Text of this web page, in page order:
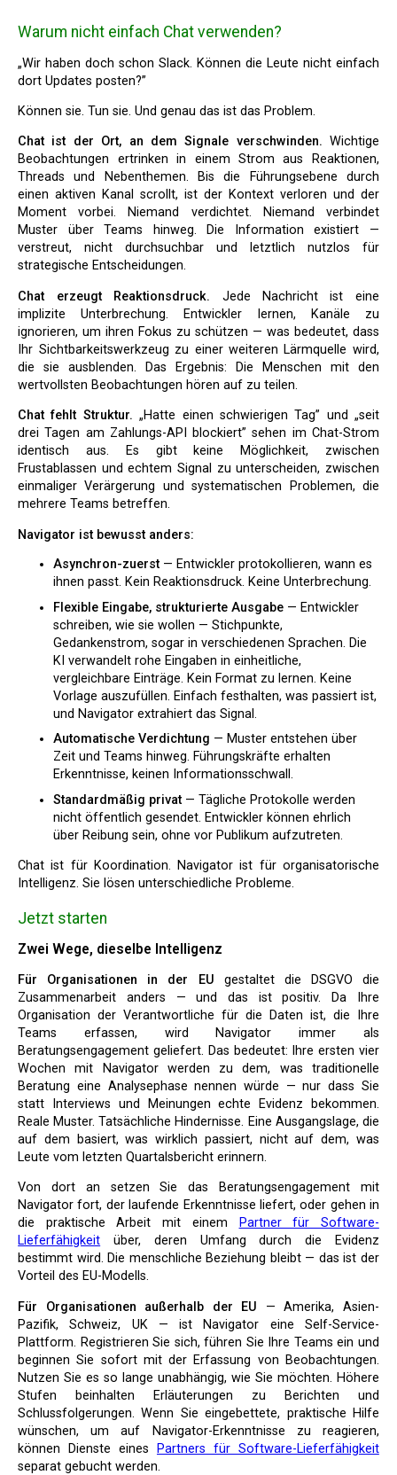
Warum nicht einfach Chat verwenden?
„Wir haben doch schon Slack. Können die Leute nicht einfach
dort Updates posten?”
Können sie. Tun sie. Und genau das ist das Problem.
Chat ist der Ort, an dem Signale verschwinden. Wichtige
Beobachtungen ertrinken in einem Strom aus Reaktionen,
Threads und Nebenthemen. Bis die Führungsebene durch
einen aktiven Kanal scrollt, ist der Kontext verloren und der
Moment vorbei. Niemand verdichtet. Niemand verbindet
Muster über Teams hinweg. Die Information existiert —
verstreut, nicht durchsuchbar und letztlich nutzlos für
strategische Entscheidungen.
Chat erzeugt Reaktionsdruck. Jede Nachricht ist eine
implizite Unterbrechung. Entwickler lernen, Kanäle zu
ignorieren, um ihren Fokus zu schützen — was bedeutet, dass
Ihr Sichtbarkeitswerkzeug zu einer weiteren Lärmquelle wird,
die sie ausblenden. Das Ergebnis: Die Menschen mit den
wertvollsten Beobachtungen hören auf zu teilen.
Chat fehlt Struktur. „Hatte einen schwierigen Tag” und „seit
drei Tagen am Zahlungs-API blockiert” sehen im Chat-Strom
identisch aus. Es gibt keine Möglichkeit, zwischen
Frustablassen und echtem Signal zu unterscheiden, zwischen
einmaliger Verärgerung und systematischen Problemen, die
mehrere Teams betreffen.
Navigator ist bewusst anders:
Asynchron-zuerst — Entwickler protokollieren, wann es
ihnen passt. Kein Reaktionsdruck. Keine Unterbrechung.
Flexible Eingabe, strukturierte Ausgabe — Entwickler
schreiben, wie sie wollen — Stichpunkte,
Gedankenstrom, sogar in verschiedenen Sprachen. Die
KI verwandelt rohe Eingaben in einheitliche,
vergleichbare Einträge. Kein Format zu lernen. Keine
Vorlage auszufüllen. Einfach festhalten, was passiert ist,
und Navigator extrahiert das Signal.
Automatische Verdichtung — Muster entstehen über
Zeit und Teams hinweg. Führungskräfte erhalten
Erkenntnisse, keinen Informationsschwall.
Standardmäßig privat — Tägliche Protokolle werden
nicht öffentlich gesendet. Entwickler können ehrlich
über Reibung sein, ohne vor Publikum aufzutreten.
Chat ist für Koordination. Navigator ist für organisatorische
Intelligenz. Sie lösen unterschiedliche Probleme.
Jetzt starten
Zwei Wege, dieselbe Intelligenz
Für Organisationen in der EU gestaltet die DSGVO die
Zusammenarbeit anders — und das ist positiv. Da Ihre
Organisation der Verantwortliche für die Daten ist, die Ihre
Teams erfassen, wird Navigator immer als
Beratungsengagement geliefert. Das bedeutet: Ihre ersten vier
Wochen mit Navigator werden zu dem, was traditionelle
Beratung eine Analysephase nennen würde — nur dass Sie
statt Interviews und Meinungen echte Evidenz bekommen.
Reale Muster. Tatsächliche Hindernisse. Eine Ausgangslage, die
auf dem basiert, was wirklich passiert, nicht auf dem, was
Leute vom letzten Quartalsbericht erinnern.
Von dort an setzen Sie das Beratungsengagement mit
Navigator fort, der laufende Erkenntnisse liefert, oder gehen in
die praktische Arbeit mit einem
Partner für Software-
Lieferfähigkeit über, deren Umfang durch die Evidenz
bestimmt wird. Die menschliche Beziehung bleibt — das ist der
Vorteil des EU-Modells.
Für Organisationen außerhalb der EU — Amerika, Asien-
Pazifik, Schweiz, UK — ist Navigator eine Self-Service-
Plattform. Registrieren Sie sich, führen Sie Ihre Teams ein und
beginnen Sie sofort mit der Erfassung von Beobachtungen.
Nutzen Sie es so lange unabhängig, wie Sie möchten. Höhere
Stufen beinhalten Erläuterungen zu Berichten und
Schlussfolgerungen. Wenn Sie eingebettete, praktische Hilfe
wünschen, um auf Navigator-Erkenntnisse zu reagieren,
können Dienste eines
Partners für Software-Lieferfähigkeit
separat gebucht werden.